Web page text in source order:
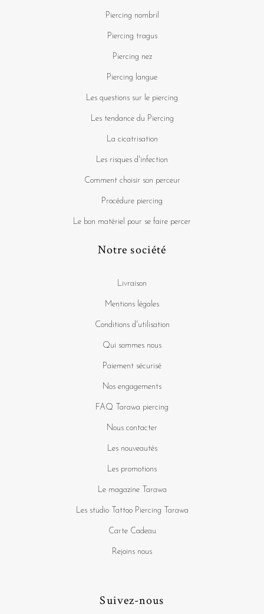
Piercing nombril
Piercing tragus
Piercing nez
Piercing langue
Les questions sur le piercing
Les tendance du Piercing
La cicatrisation
Les risques d'infection
Comment choisir son perceur
Procédure piercing
Le bon matériel pour se faire percer
Notre société
Livraison
Mentions légales
Conditions d'utilisation
Qui sommes nous
Paiement sécurisé
Nos engagements
FAQ Tarawa piercing
Nous contacter
Les nouveautés
Les promotions
Le magazine Tarawa
Les studio Tattoo Piercing Tarawa
Carte Cadeau
Rejoins nous
Suivez-nous